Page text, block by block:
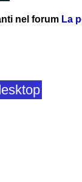
nel forum La